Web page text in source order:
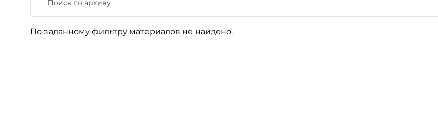
По заданному фильтру материалов не найдено.